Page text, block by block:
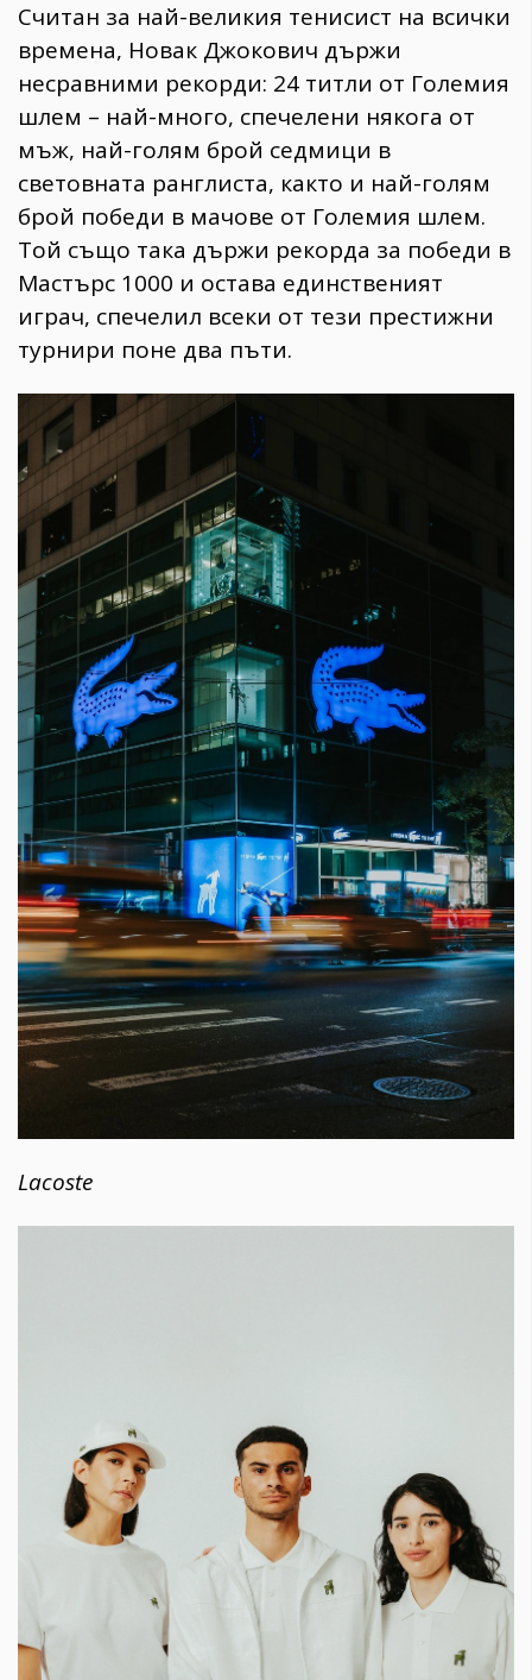
Считан за най-великия тенисист на всички
времена, Новак Джокович държи
несравними рекорди: 24 титли от Големия
шлем – най-много, спечелени някога от
мъж, най-голям брой седмици в
световната ранглиста, както и най-голям
брой победи в мачове от Големия шлем.
Той също така държи рекорда за победи в
Мастърс 1000 и остава единственият
играч, спечелил всеки от тези престижни
турнири поне два пъти.
Lacoste